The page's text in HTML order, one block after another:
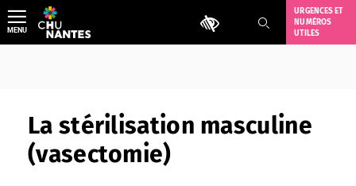
Aller
au
contenu
Outils d'accessibilité
URGENCES ET
NUMÉROS
UTILES
MENU
La stérilisation masculine
(vasectomie)